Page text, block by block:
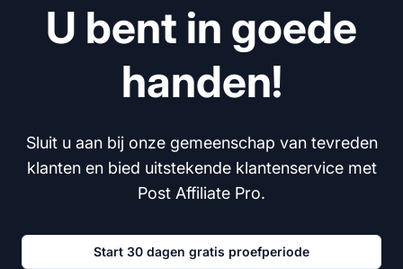
U bent in goede
handen!
Sluit u aan bij onze gemeenschap van tevreden
klanten en bied uitstekende klantenservice met
Post Affiliate Pro.
Start 30 dagen gratis proefperiode